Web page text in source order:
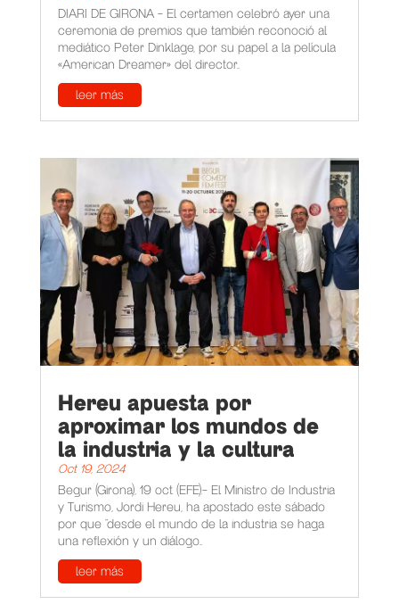
DIARI DE GIRONA - El certamen celebró ayer una
ceremonia de premios que también reconoció al
mediático Peter Dinklage, por su papel a la película
«American Dreamer» del director...
leer más
Hereu apuesta por
aproximar los mundos de
la industria y la cultura
Oct 19, 2024
Begur (Girona), 19 oct (EFE).- El Ministro de Industria
y Turismo, Jordi Hereu, ha apostado este sábado
por que “desde el mundo de la industria se haga
una reflexión y un diálogo...
leer más